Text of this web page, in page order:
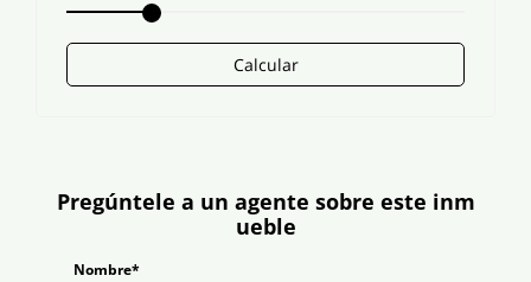
Calcular
Pregúntele a un agente sobre este inm
ueble
Nombre*